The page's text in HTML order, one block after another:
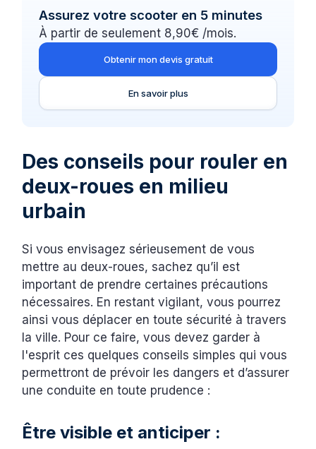
Assurez votre scooter en 5 minutes
À partir de seulement 8,90€ /mois.
Obtenir mon devis gratuit
En savoir plus
Des conseils pour rouler en
deux-roues en milieu
urbain
Si vous envisagez sérieusement de vous
mettre au deux-roues, sachez qu’il est
important de prendre certaines précautions
nécessaires. En restant vigilant, vous pourrez
ainsi vous déplacer en toute sécurité à travers
la ville. Pour ce faire, vous devez garder à
l'esprit ces quelques conseils simples qui vous
permettront de prévoir les dangers et d’assurer
une conduite en toute prudence :
Être visible et anticiper :